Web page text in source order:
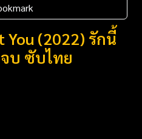
You (2022) รักนี้
บ ซับไทย